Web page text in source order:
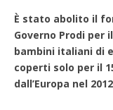
È stato abolito il
Governo Prodi per
bambini italiani di
coperti solo per il
dall’Europa nel